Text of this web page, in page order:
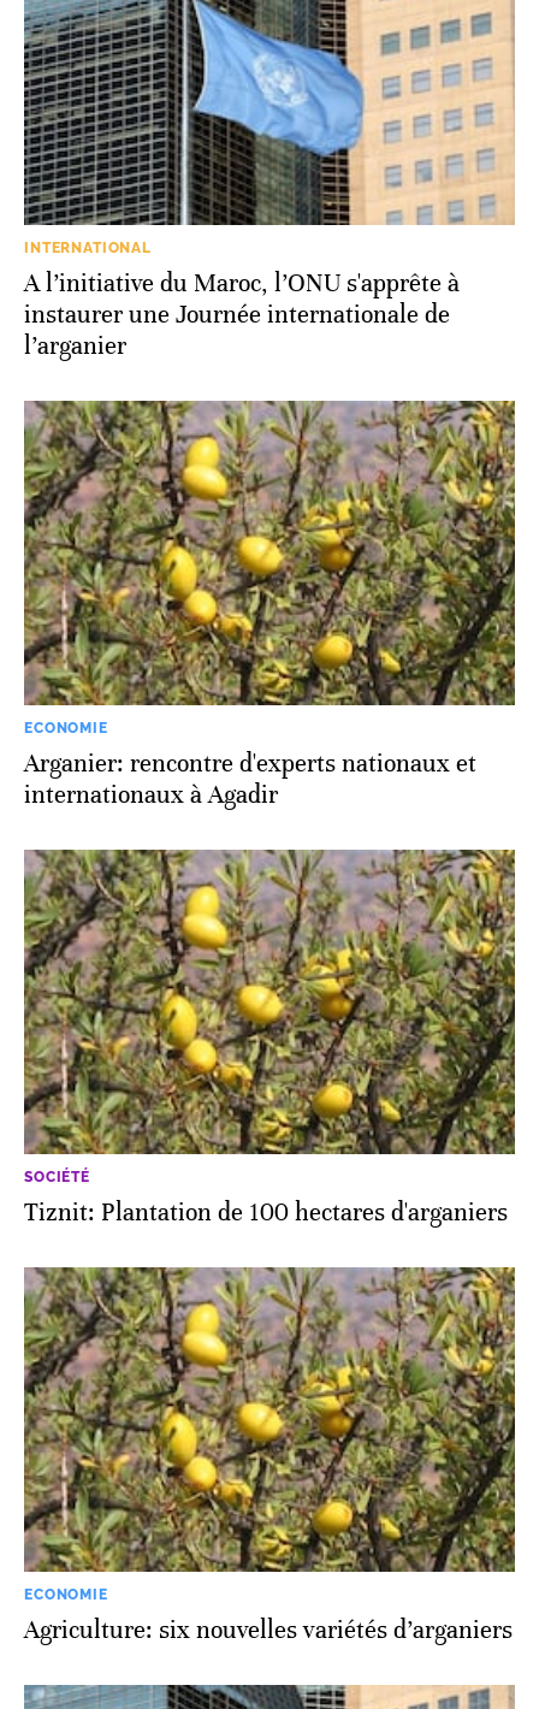
INTERNATIONAL
A l’initiative du Maroc, l’ONU s'apprête à
instaurer une Journée internationale de
l’arganier
ECONOMIE
Arganier: rencontre d'experts nationaux et
internationaux à Agadir
SOCIÉTÉ
Tiznit: Plantation de 100 hectares d'arganiers
ECONOMIE
Agriculture: six nouvelles variétés d’arganiers